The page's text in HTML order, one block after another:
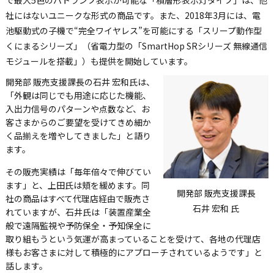
社にはないユニークな形式の商品です。また、2018年3月には、電
池駆動式の子機で“完全ワイヤレス”を可能にする「スリープ動作型
くにまるシリーズ」（省電力型の「SmartHop SRシリーズ 無線通信
モジュールを搭載」）も提供を開始しています。
開発部 販売支援課長
石井 宏和 氏
開発部 販売支援課長の石井 宏和氏は、
「外観は同じでも用途に応じた機能、
入出力信号のパターンや点数など、お
客さまからのご要望を受けてきめ細か
く品揃えを増やしてきました」と語り
ます。
その販売実績は「毎年倍々で伸びてい
ます」と、上田氏は頬を緩めます。同
社の商品はすべて代理店経由で販売さ
れていますが、石井氏は「装置産業全
般で遠隔監視や予防保全・予知保全に
取り組もうという気運が高まっていることを受けて、各地の代理店
様もお客さまに対して積極的にアプローチされているようです」と
話します。